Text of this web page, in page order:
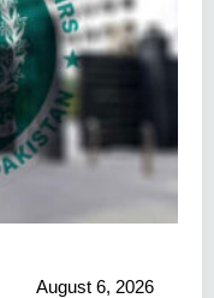
August 6, 2026